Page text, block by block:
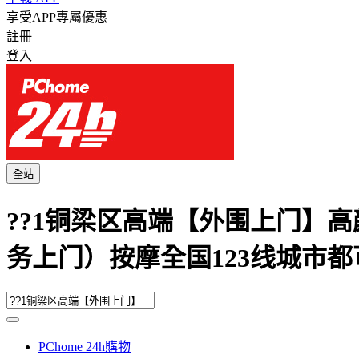
享受APP專屬優惠
註冊
登入
全站
??1铜梁区高端【外围上门】
务上门）按摩全国123线城市
PChome 24h購物